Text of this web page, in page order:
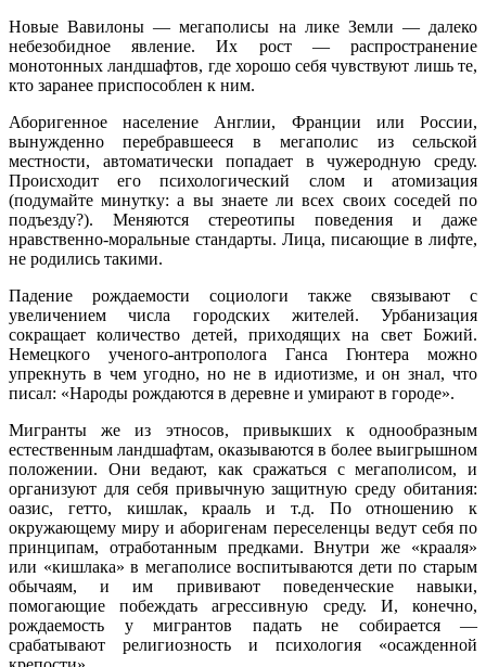
Новые Вавилоны — мегаполисы на лике Земли — далеко
небезобидное явление. Их рост — распространение
монотонных ландшафтов, где хорошо себя чувствуют лишь те,
кто заранее приспособлен к ним.
Аборигенное население Англии, Франции или России,
вынужденно перебравшееся в мегаполис из сельской
местности, автоматически попадает в чужеродную среду.
Происходит его психологический слом и атомизация
(подумайте минутку: а вы знаете ли всех своих соседей по
подъезду?). Меняются стереотипы поведения и даже
нравственно-моральные стандарты. Лица, писающие в лифте,
не родились такими.
Падение рождаемости социологи также связывают с
увеличением числа городских жителей. Урбанизация
сокращает количество детей, приходящих на свет Божий.
Немецкого ученого-антрополога Ганса Гюнтера можно
упрекнуть в чем угодно, но не в идиотизме, и он знал, что
писал: «Народы рождаются в деревне и умирают в городе».
Мигранты же из этносов, привыкших к однообразным
естественным ландшафтам, оказываются в более выигрышном
положении. Они ведают, как сражаться с мегаполисом, и
организуют для себя привычную защитную среду обитания:
оазис, гетто, кишлак, крааль и т.д. По отношению к
окружающему миру и аборигенам переселенцы ведут себя по
принципам, отработанным предками. Внутри же «крааля»
или «кишлака» в мегаполисе воспитываются дети по старым
обычаям, и им прививают поведенческие навыки,
помогающие побеждать агрессивную среду. И, конечно,
рождаемость у мигрантов падать не собирается —
срабатывают религиозность и психология «осажденной